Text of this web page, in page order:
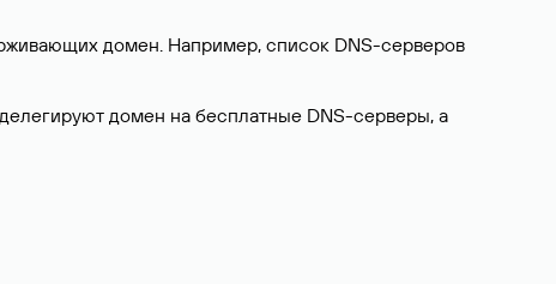
домен. Например, список DNS-серверов
домен на бесплатные DNS-серверы, а